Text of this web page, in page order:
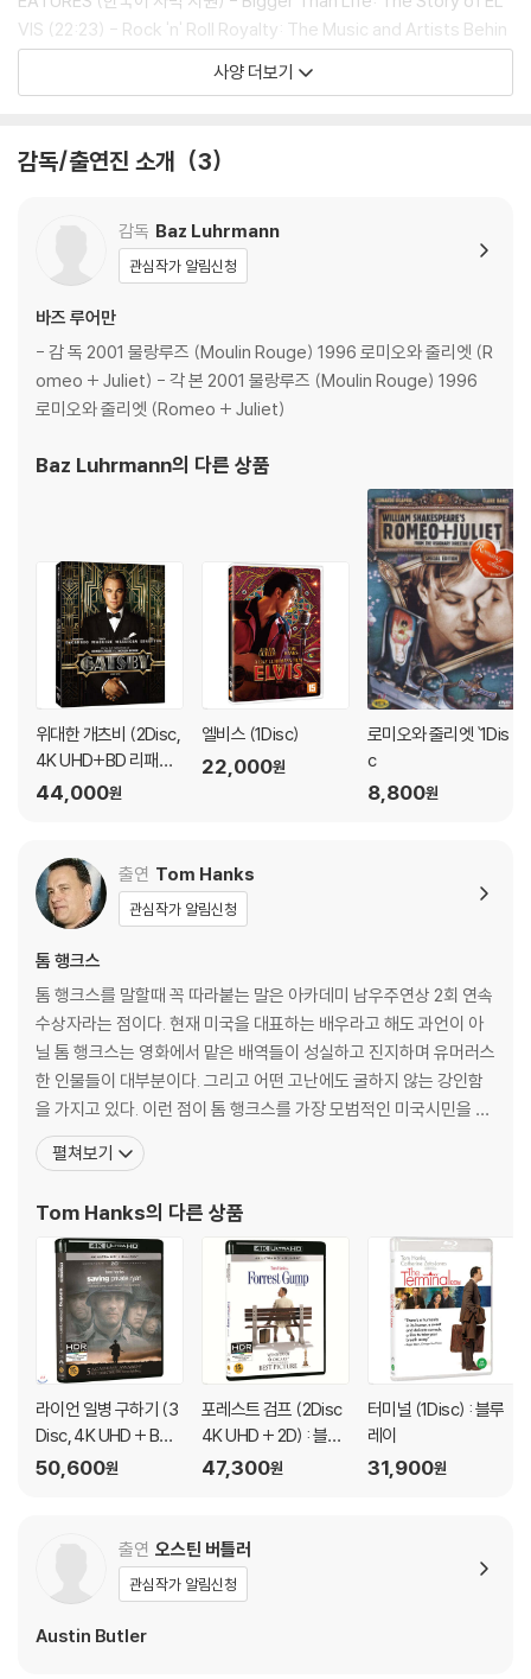
인을 위해 개봉 시의 동영상을 요청할 수 있으며, 동영상이 없는 경우 교
환/반품이 제한될 수 있습니다.
가하니 최신 소프트웨어로 업데이트된 DVD/BD 전용 기기에서 재생하실
2) 정전기와 먼지로 인해 재생이 원활하지 않은 경우가 있습니다. 디스크
를 마른 천으로 닦으시거나, DVD 클리너 등 전용 제품을 이용하면 대부분
해결됩니다.
3) 일부 PC 연결형 ODD의 경우 호환 상의 문제로 정상적인 디스크도 재
생이 불가능한 경우가 있습니다. 독립형 전용 플레이어 사용을 권장드리
며, ODD 사용으로 인한 재생 불량의 경우 교환 시에도 동일한 오류가 발
생할 수 있음을 알려드립니다.
※ 디스크 외관 불량
디스크에 미세한 잔 흠집이 남아있거나 인쇄 면이 깨끗하지 않은 경우가
있으며, 상품의 불량이 아닙니다. 단, 재생에 이상이 있는 경우에는 불량으
※ 교환/반품 안내
1) 불량으로 인한 교환/반품 요청 시에는 불량 확인을 위해 개봉 시의 동영
상을 요청할 수 있으며, 동영상이 없는 경우 교환/반품이 제한될 수 있습니
관련 사진과 동영상 및 재생 기기 모델명을 첨부하여 첨부하여 고객센터에
문의 바랍니다.
2) 사양 오인지, 오 구매, 변심 사유로의 반품은 제품 개봉 전에만 운임비
부담 후 처리 가능합니다.
이동 과정에서의 손상이 발생하면, 재 판매가 어려우므로 신중한 구매 선
택을 부탁드립니다.
4) 한정판 상품의 변심, 오구매로 인한 반품은 회송된 상품의 상태 확인 후
탁드립니다.
VIS (22:23) - Rock 'n' Roll Royalty: The Music and Artists Behin
d ELVIS (07:34) - Fit for a King: The Style of ELVIS (08:02) - Vi
va Australia: Recreating Iconic Locations for ELVIS (07:26) - Tr
사양 더보기
감독/출연진 소개 3
감독 Baz Luhrmann
관심작가 알림신청
바즈 루어만
- 감 독 2001 물랑루즈 (Moulin Rouge) 1996 로미오와 줄리엣 (R
omeo + Juliet) - 각 본 2001 물랑루즈 (Moulin Rouge) 1996
로미오와 줄리엣 (Romeo + Juliet)
Baz Luhrmann의 다른 상품
위대한 개츠비 (2Disc,
4K UHD+BD 리패키
지, 슬립케이스 한정
44,000원
엘비스 (1Disc)
22,000원
로미오와 줄리엣 `1Dis
c
8,800원
출연 Tom Hanks
관심작가 알림신청
톰 행크스
톰 행크스를 말할때 꼭 따라붙는 말은 아카데미 남우주연상 2회 연속
수상자라는 점이다. 현재 미국을 대표하는 배우라고 해도 과언이 아
닐 톰 행크스는 영화에서 맡은 배역들이 성실하고 진지하며 유머러스
한 인물들이 대부분이다. 그리고 어떤 고난에도 굴하지 않는 강인함
을 가지고 있다. 이런 점이 톰 행크스를 가장 모범적인 미국시민을 표
현하는 배우로 자리매김하게 하였다. 엔터테인먼트 위클리에서 뽑은
2천만달러 값어치를 하는 유일한 배우로 선정되기까지 한 그는 <아
는 진중한 연기, <토이 스토리> 시리즈에서의 감칠맛
펼쳐보기
Tom Hanks의 다른 상품
라이언 일병 구하기 (3
Disc, 4K UHD + BD
+ Bonus BD) : 블루레
50,600원
포레스트 검프 (2Disc
4K UHD + 2D) : 블루
레이
47,300원
터미널 (1Disc) : 블루
레이
31,900원
출연 오스틴 버틀러
관심작가 알림신청
Austin Butler